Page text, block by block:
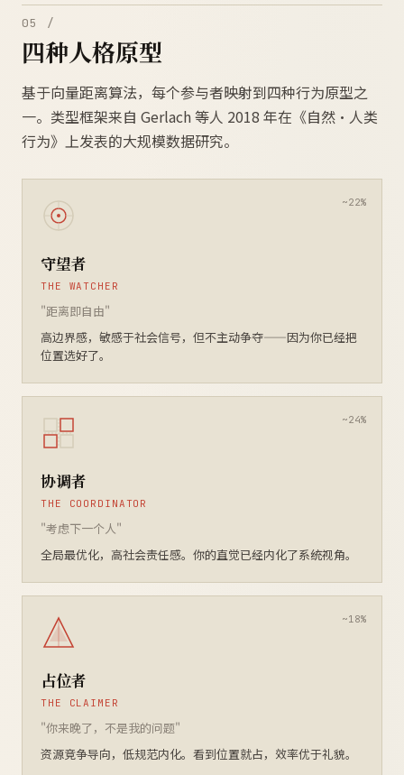
05 /
四种人格原型
基于向量距离算法，每个参与者映射到四种行为原型之
一。类型框架来自 Gerlach 等人 2018 年在《自然·人类
行为》上发表的大规模数据研究。
守望者
THE WATCHER
"距离即自由"
高边界感，敏感于社会信号，但不主动争夺——因为你已经把
位置选好了。
协调者
THE COORDINATOR
"考虑下一个人"
全局最优化，高社会责任感。你的直觉已经内化了系统视角。
占位者
THE CLAIMER
"你来晚了，不是我的问题"
资源竞争导向，低规范内化。看到位置就占，效率优于礼貌。